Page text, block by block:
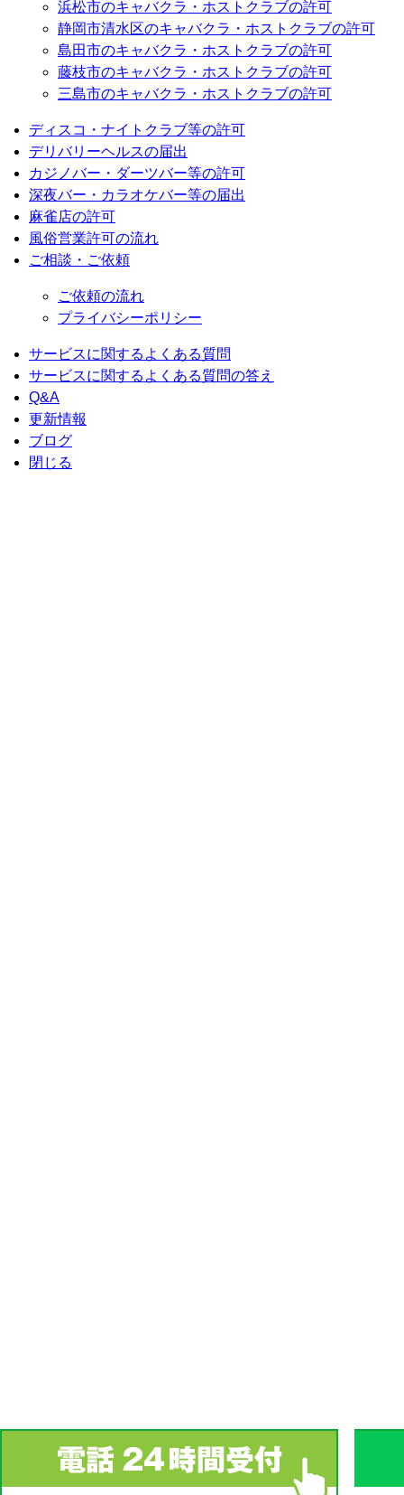
浜松市のキャバクラ・ホストクラブの許可
静岡市清水区のキャバクラ・ホストクラブの許可
島田市のキャバクラ・ホストクラブの許可
藤枝市のキャバクラ・ホストクラブの許可
三島市のキャバクラ・ホストクラブの許可
ディスコ・ナイトクラブ等の許可
デリバリーヘルスの届出
カジノバー・ダーツバー等の許可
深夜バー・カラオケバー等の届出
麻雀店の許可
風俗営業許可の流れ
ご相談・ご依頼
ご依頼の流れ
プライバシーポリシー
サービスに関するよくある質問
サービスに関するよくある質問の答え
Q&A
更新情報
ブログ
閉じる